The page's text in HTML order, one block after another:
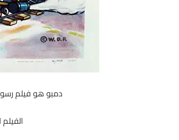
دمبو هو فيلم رسوم